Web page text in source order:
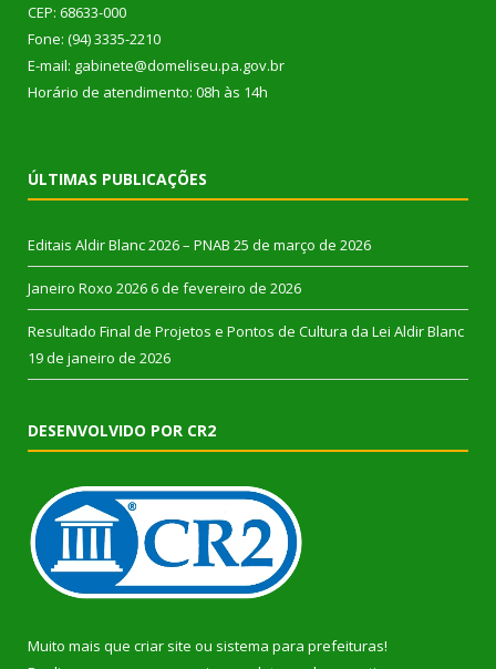
CEP: 68633-000
Fone: (94) 3335-2210
E-mail: gabinete@domeliseu.pa.gov.br
Horário de atendimento: 08h às 14h
ÚLTIMAS PUBLICAÇÕES
Editais Aldir Blanc 2026 – PNAB 25 de março de 2026
Janeiro Roxo 2026 6 de fevereiro de 2026
Resultado Final de Projetos e Pontos de Cultura da Lei Aldir Blanc
19 de janeiro de 2026
DESENVOLVIDO POR CR2
Muito mais que criar site ou sistema para prefeituras!